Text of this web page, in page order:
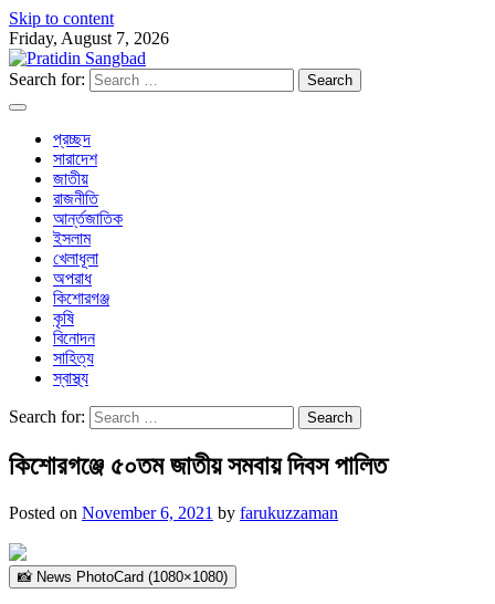
Skip to content
Friday, August 7, 2026
Search for:
প্রচ্ছদ
সারাদেশ
জাতীয়
রাজনীতি
আর্ন্তজাতিক
ইসলাম
খেলাধূলা
অপরাধ
কিশোরগঞ্জ
কৃষি
বিনোদন
সাহিত্য
স্বাস্থ্য
Search for:
কিশোরগঞ্জে ৫০তম জাতীয় সমবায় দিবস পালিত
Posted on November 6, 2021 by farukuzzaman
📸 News PhotoCard (1080×1080)